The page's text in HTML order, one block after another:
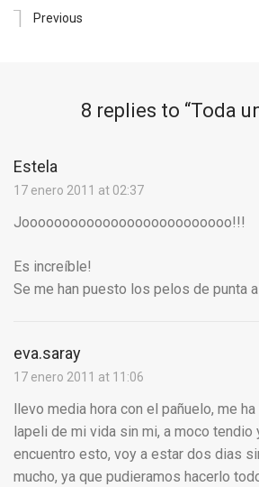
Previous
8 replies to “Toda
Estela
17 enero 2011 at 02:37
Joooooooooooooooooooooooooo!!!
Es increíble!
Se me han puesto los pelos de punta
eva.saray
17 enero 2011 at 11:06
llevo media hora con el pañuelo, me
lapeli de mi vida sin mi, a moco tendio
encuentro esto, voy a estar dos dias
mucho, ya que pudieramos hacerlo